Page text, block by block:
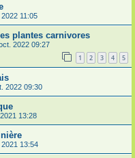
11:05
plantes carnivores
2022 09:27
1 2 3 4 5
2022 09:30
13:28
13:54